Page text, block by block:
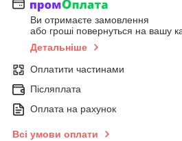
Ви отримаєте замовлення
або гроші повернуться на вашу
Детальніше
Оплатити частинами
Післяплата
Оплата на рахунок
Всі умови оплати